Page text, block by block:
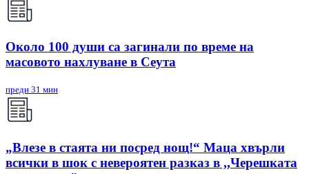
Около 100 души са загинали по време на
масовото нахлуване в Сеута
преди 31 мин
„Влезе в стаята ни посред нощ!“ Маца хвърли
всички в шок с невероятен разказ в ,,Черешката